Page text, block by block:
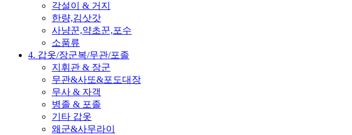
각설이 & 거지
한량,김삿갓
사냥꾼,약초꾼,포수
소품류
4. 갑옷/장군복/무관/포졸
지휘관 & 장군
무관&사또&포도대장
무사 & 자객
병졸 & 포졸
기타 갑옷
왜군&사무라이